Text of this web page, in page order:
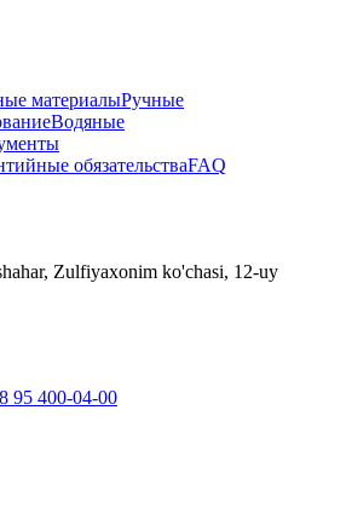
материалыРучные
Водяные
обязательстваFAQ
Zulfiyaxonim ko'chasi, 12-uy
95 400-04-00